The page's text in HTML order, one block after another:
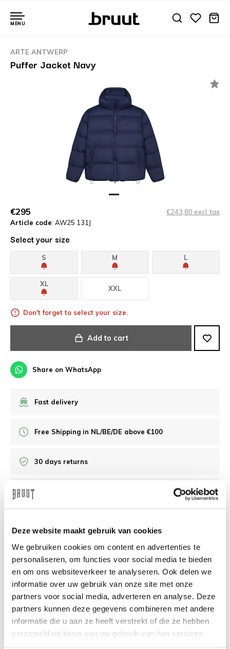
Deze website maakt gebruik van cookies
We gebruiken cookies om content en advertenties te
personaliseren, om functies voor social media te bieden
en om ons websiteverkeer te analyseren. Ook delen we
informatie over uw gebruik van onze site met onze
partners voor social media, adverteren en analyse. Deze
partners kunnen deze gegevens combineren met andere
informatie die u aan ze heeft verstrekt of die ze hebben
verzameld op basis van uw gebruik van hun services.
MENU
ARTE ANTWERP
Puffer Jacket Navy
€295
€243,80 excl. tax
Article code: AW25 131J
Select your size
S M L
XL
XXL
Don't forget to select your size.
Add to cart
Share on WhatsApp
Fast delivery
Free Shipping in NL/BE/DE above €100
30 days returns
Need help?We're glad to help
info@bruut.nl Live chat Whatsapp
About this product
Shipment and returns
Related products